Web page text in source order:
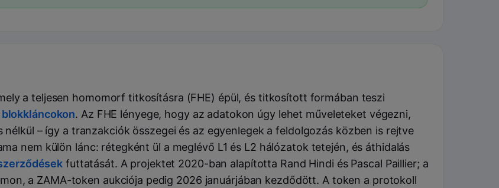
a teljesen homomorf titkosításra (FHE) épül, és titkosított formában teszi
blokkláncokon. Az FHE lényege, hogy az adatokon úgy lehet műveleteket végezni,
– így a tranzakciók összegei és az egyenlegek a feldolgozás közben is rejtve
nem külön lánc: rétegként ül a meglévő L1 és L2 hálózatok tetején, és áthidalás
futtatását. A projektet 2020-ban alapította Rand Hindi és Pascal Paillier; a
a ZAMA-token aukciója pedig 2026 januárjában kezdődött. A token a protokoll